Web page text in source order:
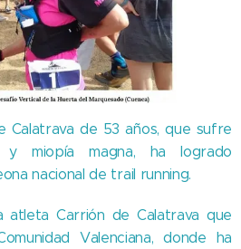
Calatrava de 53 años, que sufre
y miopía magna, ha logrado
nacional de trail running.
atleta Carrión de Calatrava que
Valenciana, donde ha